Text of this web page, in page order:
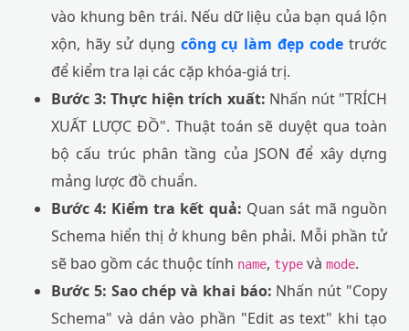
vào khung bên trái. Nếu dữ liệu của bạn quá lộn
xộn, hãy sử dụng công cụ làm đẹp code trước
để kiểm tra lại các cặp khóa-giá trị.
Bước 3: Thực hiện trích xuất: Nhấn nút "TRÍCH
XUẤT LƯỢC ĐỒ". Thuật toán sẽ duyệt qua toàn
bộ cấu trúc phân tầng của JSON để xây dựng
mảng lược đồ chuẩn.
Bước 4: Kiểm tra kết quả: Quan sát mã nguồn
Schema hiển thị ở khung bên phải. Mỗi phần tử
sẽ bao gồm các thuộc tính name, type và mode.
Bước 5: Sao chép và khai báo: Nhấn nút "Copy
Schema" và dán vào phần "Edit as text" khi tạo